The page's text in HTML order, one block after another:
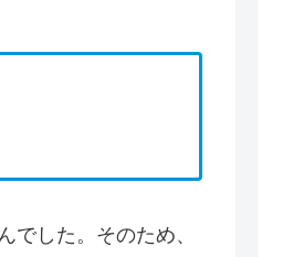
でした。そのため、